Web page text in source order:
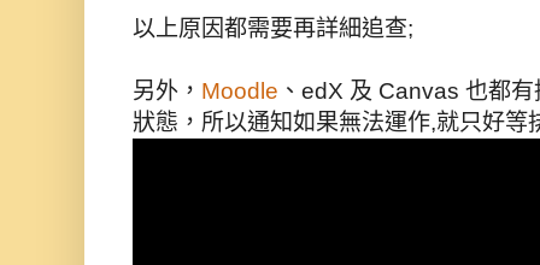
另外， Moodle 、edX 及 Canvas 也都
狀態，所以通知如果無法運作,就只好等